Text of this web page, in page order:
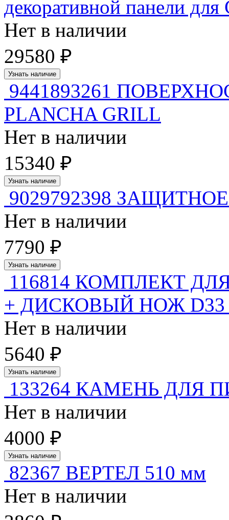
декоративной панели
Нет в наличии
29580 ₽
Узнать наличие
9441893261
PLANCHA GRILL
Нет в наличии
15340 ₽
Узнать наличие
9029792398
Нет в наличии
7790 ₽
Узнать наличие
116814 КОМПЛЕКТ
+ ДИСКОВЫЙ НОЖ D33
Нет в наличии
5640 ₽
Узнать наличие
133264 КАМЕНЬ ДЛЯ
Нет в наличии
4000 ₽
Узнать наличие
82367 ВЕРТЕЛ 510 мм
Нет в наличии